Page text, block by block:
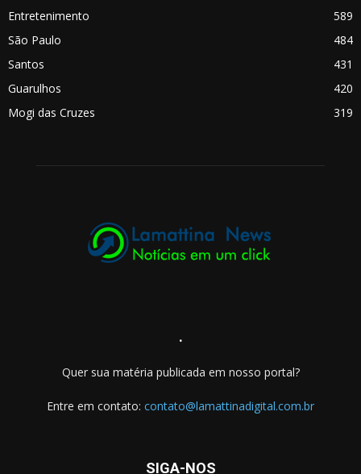
Entretenimento
589
São Paulo
484
Santos
431
Guarulhos
420
Mogi das Cruzes
319
.
Quer sua matéria publicada em nosso portal?
Entre em contato: contato@lamattinadigital.com.br
SIGA-NOS